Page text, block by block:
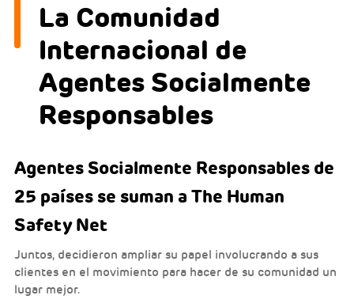
La Comunidad
Internacional de
Agentes Socialmente
Responsables
Agentes Socialmente Responsables de
25 países se suman a The Human
Safety Net
Juntos, decidieron ampliar su papel involucrando a sus
clientes en el movimiento para hacer de su comunidad un
lugar mejor.